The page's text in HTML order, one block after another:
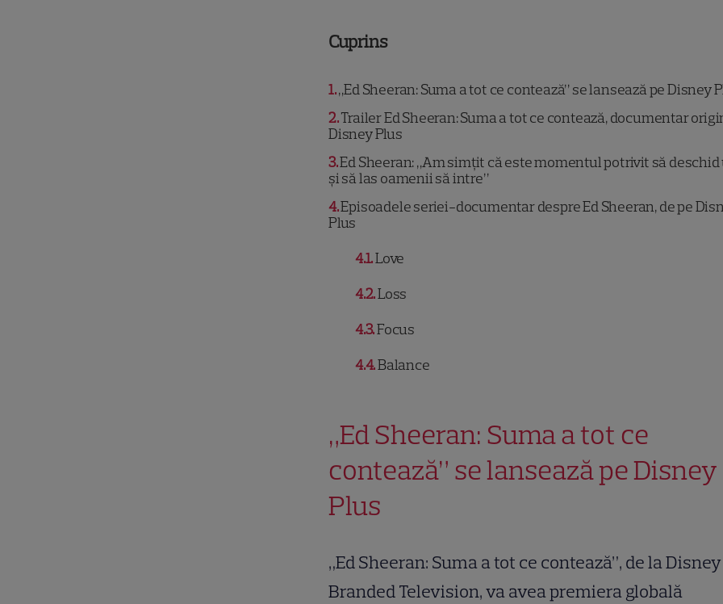
Cuprins
1„Ed Sheeran: Suma a tot ce contează” se lansează pe Disney
2Trailer Ed Sheeran: Suma a tot ce contează, documentar
Disney Plus
3Ed Sheeran: „Am simțit că este momentul potrivit să deschid
și să las oamenii să intre”
4Episoadele seriei-documentar despre Ed Sheeran, de pe
Plus
4.1 Love
4.2 Loss
4.3 Focus
4.4 Balance
„Ed Sheeran: Suma a tot ce
contează” se lansează pe Disney
Plus
„Ed Sheeran: Suma a tot ce contează”, de la Disney
Branded Television, va avea premiera globală